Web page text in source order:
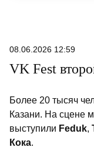
08.06.2026 12:59
VK Fest
Более 20 тысяч
Казани. На сцене
выступили Feduk,
Кока.